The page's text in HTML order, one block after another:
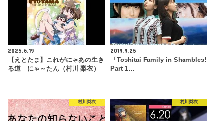
2025.6.19
【えとたま】これがにゃあの生き
る道 にゃ～たん（村川 梨衣）
2019.9.25
「Toshitai Family in Shambles!
Part 1…
村川梨衣 村川梨衣